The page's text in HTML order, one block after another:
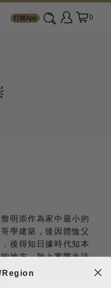
打開App 0
明崇作為家中最小的
學建築，後因體恤父
後得知日據時代知本
地方，加上實際走訪
啡、發展咖啡休閒農